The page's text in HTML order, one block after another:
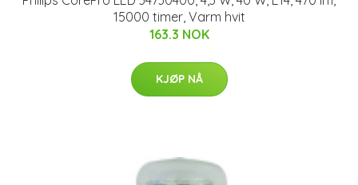
15000 timer, Varm hvit
163.3 NOK
KJØP NÅ